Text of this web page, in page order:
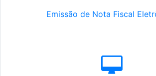
Emissão de Nota Fiscal